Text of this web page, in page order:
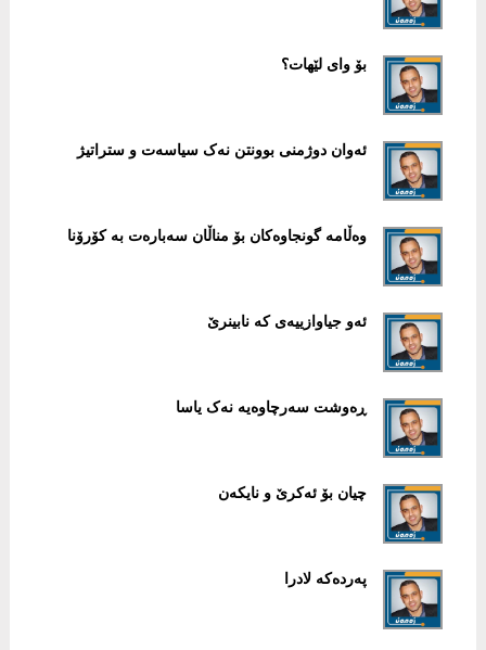
بۆ وای لێھات؟
ئەوان دوژمنی بوونتن نەک سیاسەت و ستراتیژ
وەڵامە گونجاوەکان بۆ مناڵان سەبارەت بە کۆرۆنا
ئەو جیاوازییەی کە نابینرێ
ڕەوشت سەرچاوەیە نەک یاسا
چیان بۆ ئەکرێ و نایکەن
پەردەکە لادرا